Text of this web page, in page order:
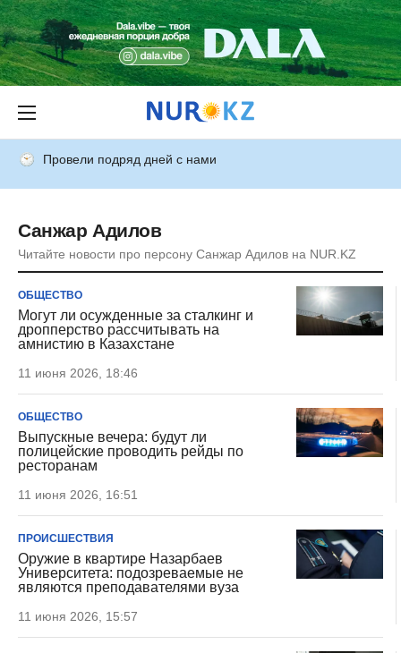
Провели подряд дней с нами
Санжар Адилов
Читайте новости про персону Санжар Адилов на NUR.KZ
ОБЩЕСТВО
Могут ли осужденные за сталкинг и
дропперство рассчитывать на
амнистию в Казахстане
11 июня 2026, 18:46
ОБЩЕСТВО
Выпускные вечера: будут ли
полицейские проводить рейды по
ресторанам
11 июня 2026, 16:51
ПРОИСШЕСТВИЯ
Оружие в квартире Назарбаев
Университета: подозреваемые не
являются преподавателями вуза
11 июня 2026, 15:57